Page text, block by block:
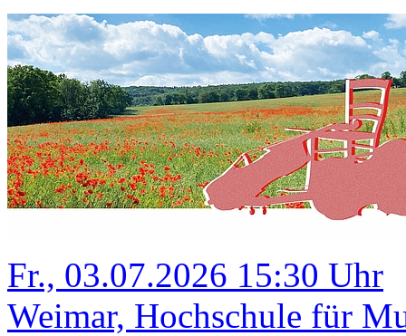
Fr., 03.07.2026 15:30 Uhr
Weimar, Hochschule für